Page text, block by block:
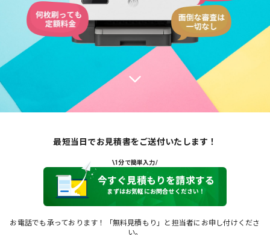
最短当日でお見積書をご送付いたします！
\1分で簡単入力/
今すぐ見積もりを請求する
まずはお気軽にお問合せください！
お電話でも承っております！「無料見積もり」と担当者にお申し付けくださ
い。